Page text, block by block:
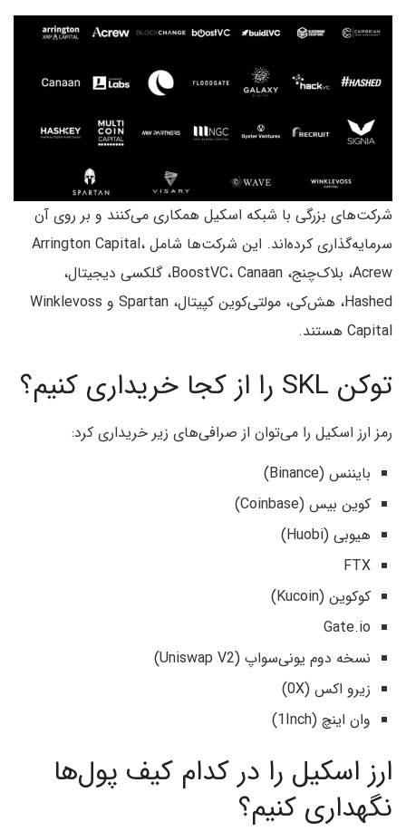
شرکت‌های بزرگی با شبکه اسکیل همکاری می‌کنند و بر روی آن
سرمایه‌گذاری کرده‌اند. این شرکت‌ها شامل Arrington Capital،
Acrew، بلاک‌چنج، BoostVC، Canaan، گلکسی دیجیتال،
Hashed، هش‌کی، مولتی‌کوین کپیتال، Spartan و Winklevoss
Capital هستند.
توکن SKL را از کجا خریداری کنیم؟
رمز ارز اسکیل را می‌توان از صرافی‌های زیر خریداری کرد:
بایننس (Binance)
کوین بیس (Coinbase)
هیوبی (Huobi)
FTX
کوکوین (Kucoin)
Gate.io
نسخه دوم یونی‌سواپ (Uniswap V2)
زیرو اکس (0X)
وان اینچ (1Inch)
ارز اسکیل را در کدام کیف پول‌ها
نگهداری کنیم؟